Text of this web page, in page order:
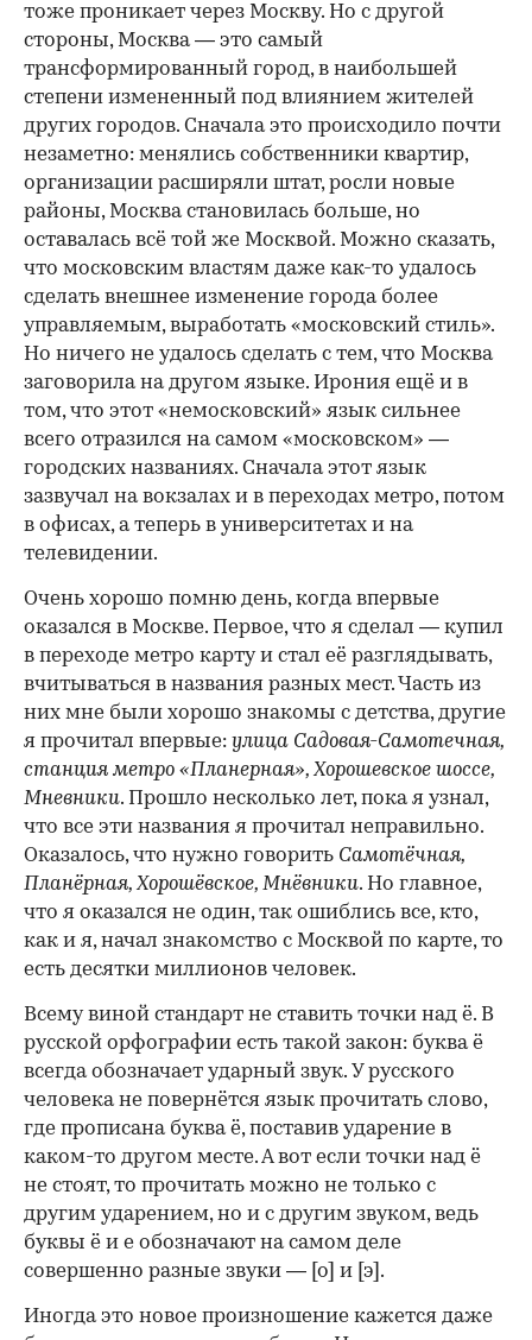
тоже проникает через Москву. Но с другой
стороны, Москва — это самый
трансформированный город, в наибольшей
степени измененный под влиянием жителей
других городов. Сначала это происходило почти
незаметно: менялись собственники квартир,
организации расширяли штат, росли новые
районы, Москва становилась больше, но
оставалась всё той же Москвой. Можно сказать,
что московским властям даже как-то удалось
сделать внешнее изменение города более
управляемым, выработать «московский стиль».
Но ничего не удалось сделать с тем, что Москва
заговорила на другом языке. Ирония ещё и в
том, что этот «немосковский» язык сильнее
всего отразился на самом «московском» —
городских названиях. Сначала этот язык
зазвучал на вокзалах и в переходах метро, потом
в офисах, а теперь в университетах и на
телевидении.
Очень хорошо помню день, когда впервые
оказался в Москве. Первое, что я сделал — купил
в переходе метро карту и стал её разглядывать,
вчитываться в названия разных мест. Часть из
них мне были хорошо знакомы с детства, другие
я прочитал впервые: улица Садовая-Самотечная,
станция метро «Планерная», Хорошевское шоссе,
Мневники. Прошло несколько лет, пока я узнал,
что все эти названия я прочитал неправильно.
Оказалось, что нужно говорить Самотёчная,
Планёрная, Хорошёвское, Мнёвники. Но главное,
что я оказался не один, так ошиблись все, кто,
как и я, начал знакомство с Москвой по карте, то
есть десятки миллионов человек.
Всему виной стандарт не ставить точки над ё. В
русской орфографии есть такой закон: буква ё
всегда обозначает ударный звук. У русского
человека не повернётся язык прочитать слово,
где прописана буква ё, поставив ударение в
каком-то другом месте. А вот если точки над ё
не стоят, то прочитать можно не только с
другим ударением, но и с другим звуком, ведь
буквы ё и е обозначают на самом деле
совершенно разные звуки — [о] и [э].
Иногда это новое произношение кажется даже